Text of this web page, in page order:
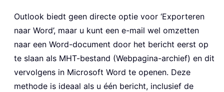
Outlook biedt geen directe optie voor ‘Exporteren
naar Word’, maar u kunt een e-mail wel omzetten
naar een Word-document door het bericht eerst op
te slaan als MHT-bestand (Webpagina-archief) en dit
vervolgens in Microsoft Word te openen. Deze
methode is ideaal als u één bericht, inclusief de